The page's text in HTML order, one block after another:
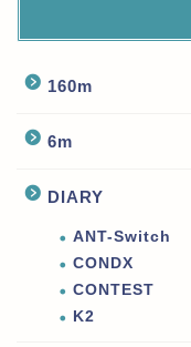
160m
6m
DIARY
ANT-Switch
CONDX
CONTEST
K2